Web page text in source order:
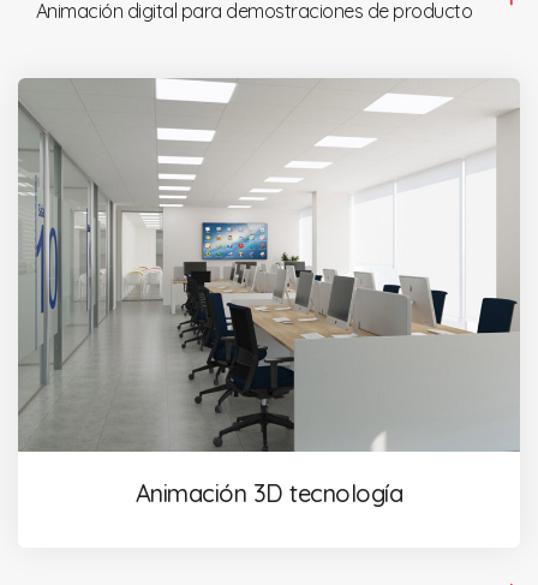
Animación digital para demostraciones de producto
Animación 3D tecnología